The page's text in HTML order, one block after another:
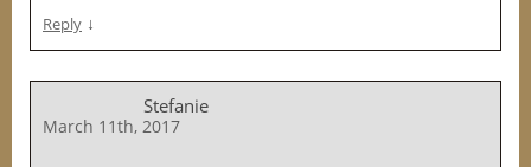
Reply ↓
Stefanie
March 11th, 2017